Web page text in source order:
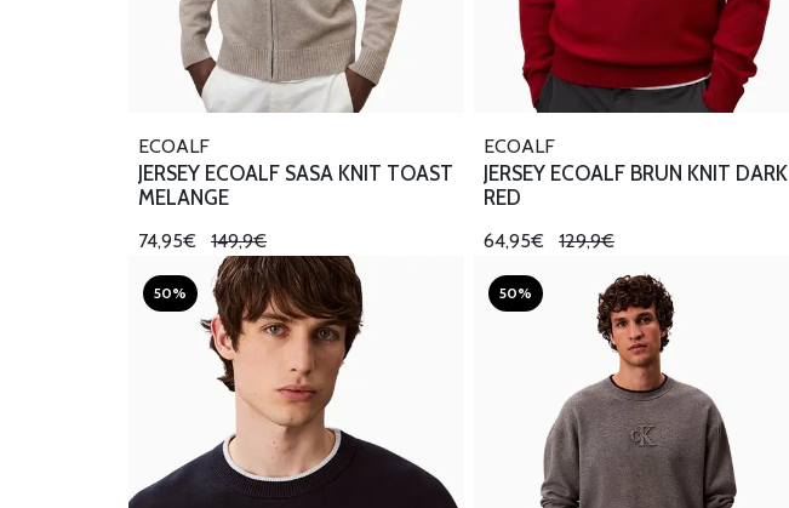
ECOALF
JERSEY ECOALF SASA KNIT TOAST
MELANGE
74,95€ 149,9€
ECOALF
JERSEY ECOALF BRUN KNIT DARK
RED
64,95€ 129,9€
50% 50%